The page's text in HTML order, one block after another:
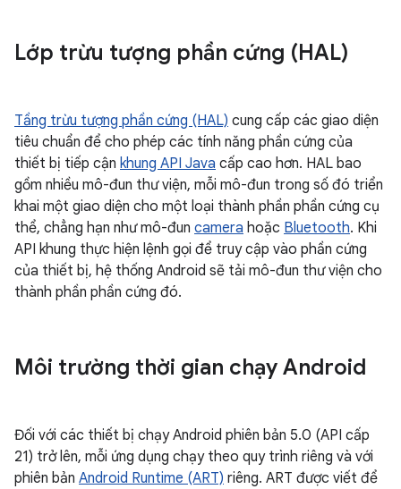
Lớp trừu tượng phần cứng (HAL)
Tầng trừu tượng phần cứng (HAL) cung cấp các giao diện
tiêu chuẩn để cho phép các tính năng phần cứng của
thiết bị tiếp cận khung API Java cấp cao hơn. HAL bao
gồm nhiều mô-đun thư viện, mỗi mô-đun trong số đó triển
khai một giao diện cho một loại thành phần phần cứng cụ
thể, chẳng hạn như mô-đun camera hoặc Bluetooth. Khi
API khung thực hiện lệnh gọi để truy cập vào phần cứng
của thiết bị, hệ thống Android sẽ tải mô-đun thư viện cho
thành phần phần cứng đó.
Môi trường thời gian chạy Android
Đối với các thiết bị chạy Android phiên bản 5.0 (API cấp
21) trở lên, mỗi ứng dụng chạy theo quy trình riêng và với
phiên bản Android Runtime (ART) riêng. ART được viết để